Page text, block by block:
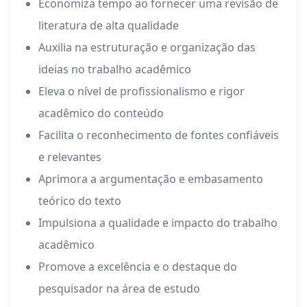
Economiza tempo ao fornecer uma revisão de
literatura de alta qualidade
Auxilia na estruturação e organização das
ideias no trabalho acadêmico
Eleva o nível de profissionalismo e rigor
acadêmico do conteúdo
Facilita o reconhecimento de fontes confiáveis
e relevantes
Aprimora a argumentação e embasamento
teórico do texto
Impulsiona a qualidade e impacto do trabalho
acadêmico
Promove a excelência e o destaque do
pesquisador na área de estudo